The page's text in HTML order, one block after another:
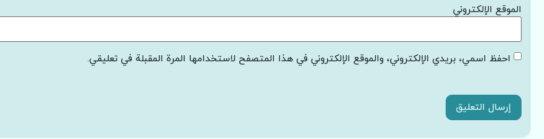
الموقع الإلكتروني
احفظ اسمي، بريدي الإلكتروني، والموقع الإلكتروني في هذا المتصفح لاستخدامها المرة المقبلة في تعليقي.